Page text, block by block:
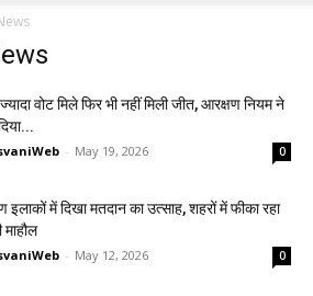
वोट मिले फिर भी नहीं मिली जीत, आरक्षण नियम ने
- May 19, 2026 0
इलाकों में दिखा मतदान का उत्साह, शहरों में फीका रहा
माहौल
- May 12, 2026 0